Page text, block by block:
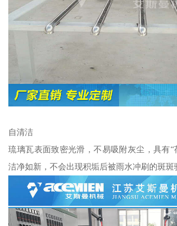
自清洁
琉璃瓦表面致密光滑，不易吸附灰尘，具有“
洁净如新，不会出现积垢后被雨水冲刷的斑斑